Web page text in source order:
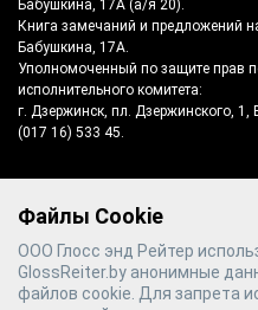
Файлы Cookie
ООО Глосс энд Рейтер
GlossReiter.by анонимные
файлов cookie. Для запрета
Бабушкина, 17А (а/я 20).
Книга замечаний и предложений
Бабушкина, 17А.
Уполномоченный по защите прав
исполнительного комитета:
г. Дзержинск, пл. Дзержинского,
(017 16) 533 45.
©2026
Gloss & Reiter-